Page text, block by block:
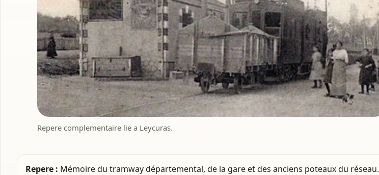
Repere complementaire lie a Leycuras.
Repere : Mémoire du tramway départemental, de la gare et des anciens poteaux du réseau.